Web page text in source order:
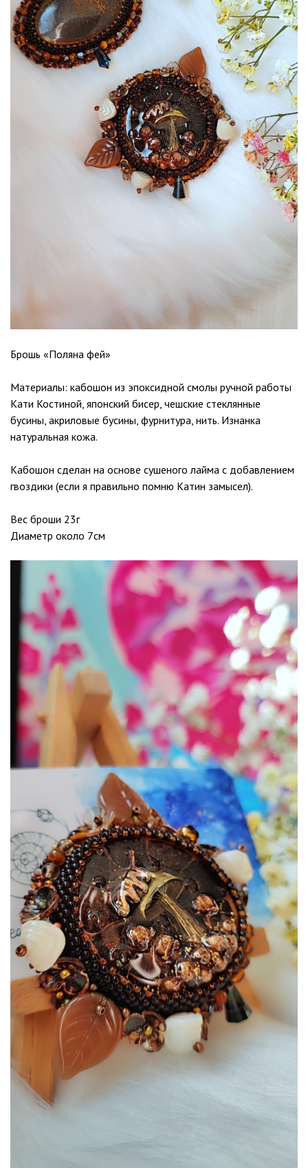
Брошь «Поляна фей»
Материалы: кабошон из эпоксидной смолы ручной работы
Кати Костиной, японский бисер, чешские стеклянные
бусины, акриловые бусины, фурнитура, нить. Изнанка
натуральная кожа.
Кабошон сделан на основе сушеного лайма с добавлением
гвоздики (если я правильно помню Катин замысел).
Вес броши 23г
Диаметр около 7см